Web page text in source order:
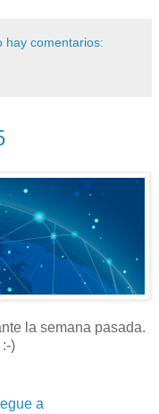
hay comentarios:
la semana pasada.
)
a